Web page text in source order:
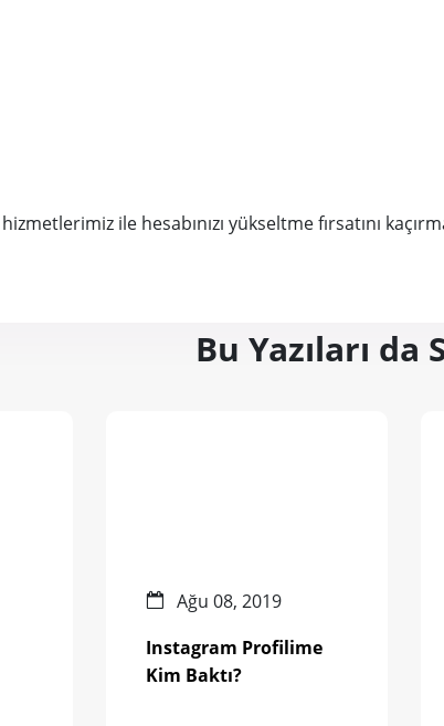
ile hesabınızı yükseltme fırsatını
Bu Yazıları
Ağu 08, 2019
Instagram Profilime
Kim Baktı?